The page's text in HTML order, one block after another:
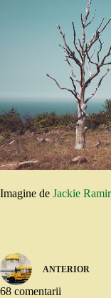
Imagine de Jackie
ANTERIOR
68 comentarii